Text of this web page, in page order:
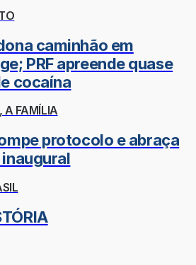
caminhão em
PRF apreende quase
cocaína
A FAMÍLIA
protocolo e abraça